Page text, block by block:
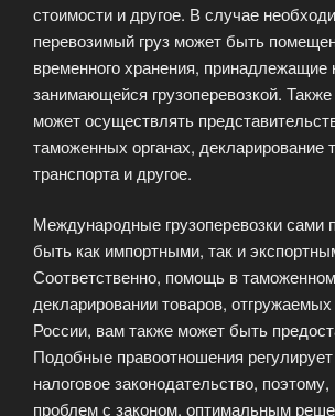
стоимости и другое. В случае
перевозимый груз может быть
временного хранения, принадлежащие
занимающейся грузоперевозкой.
может осуществлять
таможенных органах, декларирование
транспорта и другое.
Международные грузоперевозки сами
быть как импортными, так и
Соответственно, помощь в таможенном
декларировании товаров, отгружаемых
России, вам также может быть
Подобные правоотношения
налоговое законодательство,
проблем с законом, оптимальным